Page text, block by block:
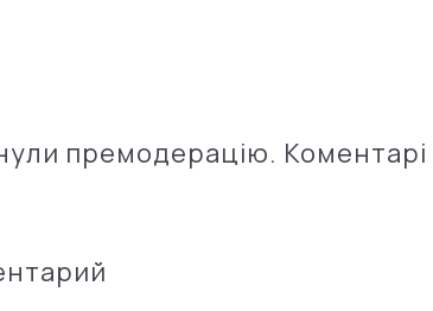
премодерацію. Коментарі